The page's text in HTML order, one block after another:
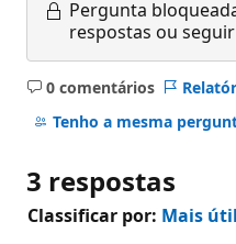
Pergunta
respostas ou
0 comentários
Sem
comentários
Tenho a mesma
3 respostas
Classificar por: Mais útil